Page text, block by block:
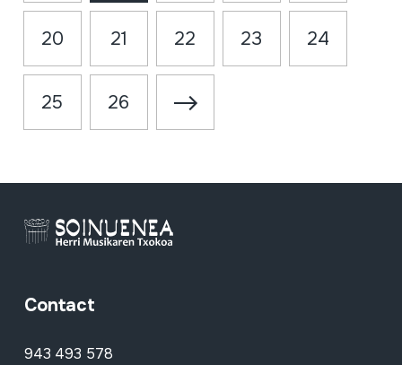
20 21 22 23 24
25 26
Contact
943 493 578